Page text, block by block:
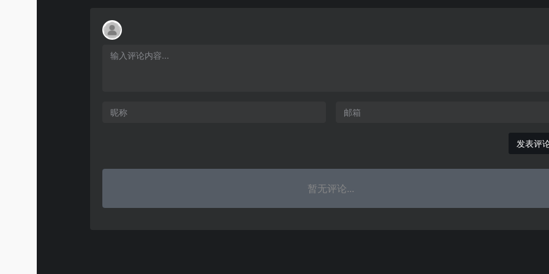
发表评
暂无评论...